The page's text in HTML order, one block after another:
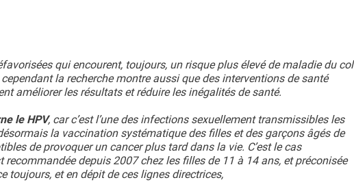
qui encourent, toujours, un risque plus élevé de maladie du col
la recherche montre aussi que des interventions de santé
améliorer les résultats et réduire les inégalités de santé.
le HPV, car c’est l’une des infections sexuellement transmissibles les
la vaccination systématique des filles et des garçons âgés de
de provoquer un cancer plus tard dans la vie. C’est le cas
depuis 2007 chez les filles de 11 à 14 ans, et préconisée
toujours, et en dépit de ces lignes directrices,